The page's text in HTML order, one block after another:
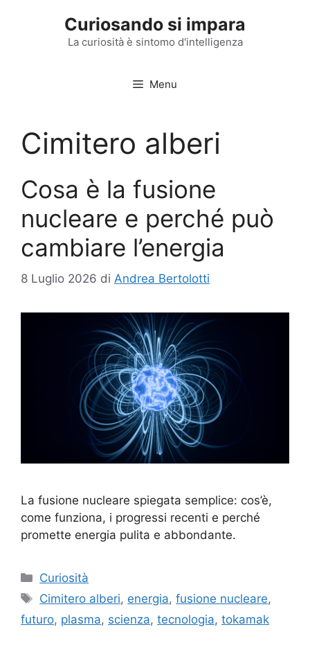
Curiosando si impara
La curiosità è sintomo d'intelligenza
Menu
Cimitero alberi
Cosa è la fusione
nucleare e perché può
cambiare l’energia
8 Luglio 2026 di Andrea Bertolotti
La fusione nucleare spiegata semplice: cos’è,
come funziona, i progressi recenti e perché
promette energia pulita e abbondante.
Categorie
Curiosità
Tag
Cimitero alberi, energia,fusione nucleare,
futuro, plasma, scienza, tecnologia, tokamak